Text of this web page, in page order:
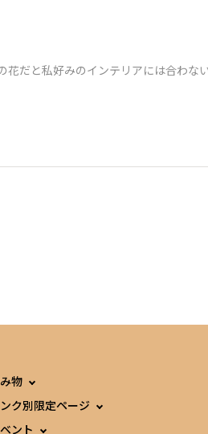
だと私好みのインテリアには合わな
物
ク別限定ページ
ント